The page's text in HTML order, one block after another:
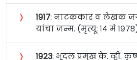
〉 १९१७: नाटककार व लेखक
यांचा जन्म. (मृत्यू: १४ मे
〉 १९२३: भूदल प्रमुख के. व्ही.